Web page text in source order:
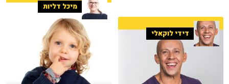
מיכל דליות
דידי לוקאלי